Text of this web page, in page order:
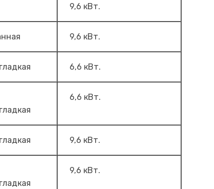
9,6 кВт.
9,6 кВт.
6,6 кВт.
6,6 кВт.
9,6 кВт.
9,6 кВт.